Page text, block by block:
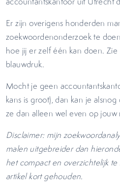
Er zijn overigens honderden
zoekwoordenonderzoek te
hoe jij er zelf één kan doen. Zie
blauwdruk.
Mocht je geen
kans is groot), dan kan je
ze dan alleen wel even op
Disclaimer: mijn
malen uitgebreider dan
het compact en overzichtelijk
artikel kort gehouden.